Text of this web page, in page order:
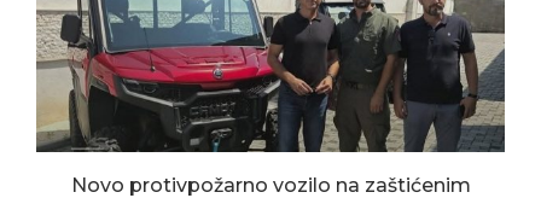
Novo protivpožarno vozilo na zaštićenim